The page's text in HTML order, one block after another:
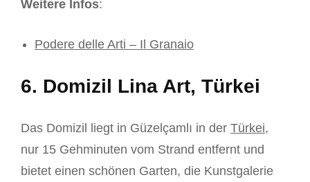
Weitere Infos:
Podere delle Arti – Il Granaio
6. Domizil Lina Art, Türkei
Das Domizil liegt in Güzelçamlı in der Türkei,
nur 15 Gehminuten vom Strand entfernt und
bietet einen schönen Garten, die Kunstgalerie